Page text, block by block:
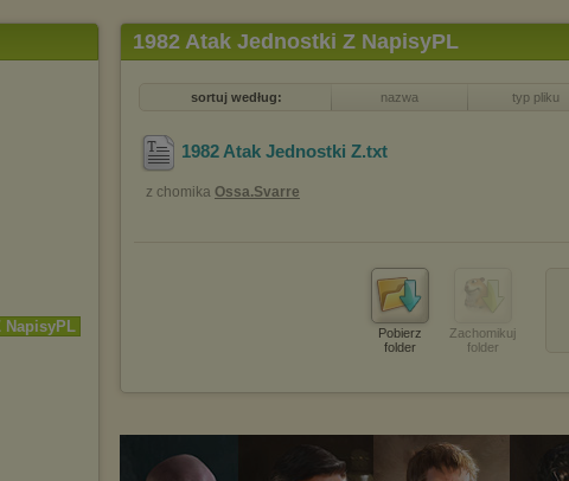
NapisyPL
1982 Atak Jednostki Z NapisyPL
sortuj według: nazwa typ pliku
1982 Atak Jednostki Z.txt
z chomika Ossa.Svarre
Pobierz
folder
Zachomikuj
folder